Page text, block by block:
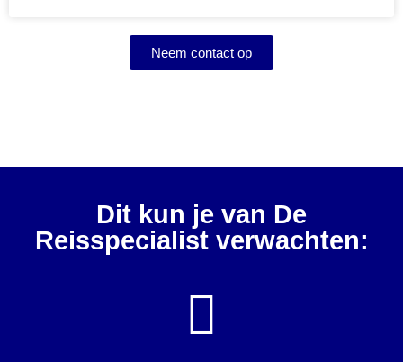
Neem contact op
Dit kun je van De
Reisspecialist verwachten: